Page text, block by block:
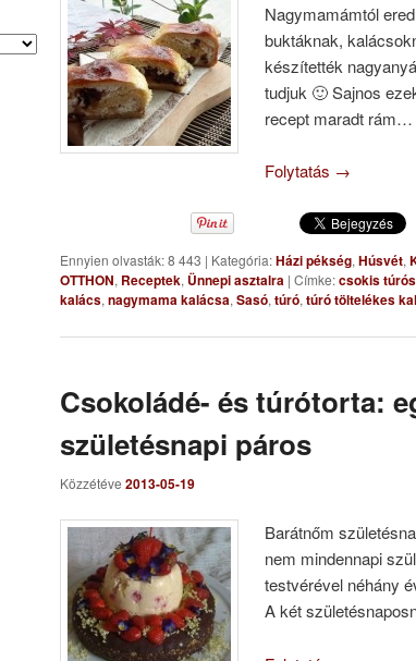
Nagymamámtól
buktáknak,
készítették
tudjuk 🙂 Sajnos
recept maradt rám…
Folytatás →
Ennyien olvasták: 8 443 | Kategória:Házi pékség,Húsvét,
OTTHON, Receptek, Ünnepi asztalra | Címke:csokis
kalács,nagymama kalácsa,Sasó,túró,túró töltelékes
Csokoládé- és túrótorta:
születésnapi páros
Közzétéve 2013-05-19
Barátnőm
nem mindennapi
testvérével néhány
A két